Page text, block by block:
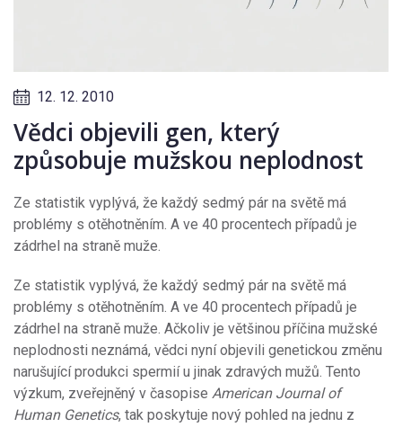
12. 12. 2010
Vědci objevili gen, který
způsobuje mužskou neplodnost
Ze statistik vyplývá, že každý sedmý pár na světě má
problémy s otěhotněním. A ve 40 procentech případů je
zádrhel na straně muže.
Ze statistik vyplývá, že každý sedmý pár na světě má
problémy s otěhotněním. A ve 40 procentech případů je
zádrhel na straně muže. Ačkoliv je většinou příčina mužské
neplodnosti neznámá, vědci nyní objevili genetickou změnu
narušující produkci spermií u jinak zdravých mužů. Tento
výzkum, zveřejněný v časopise American Journal of
Human Genetics, tak poskytuje nový pohled na jednu z